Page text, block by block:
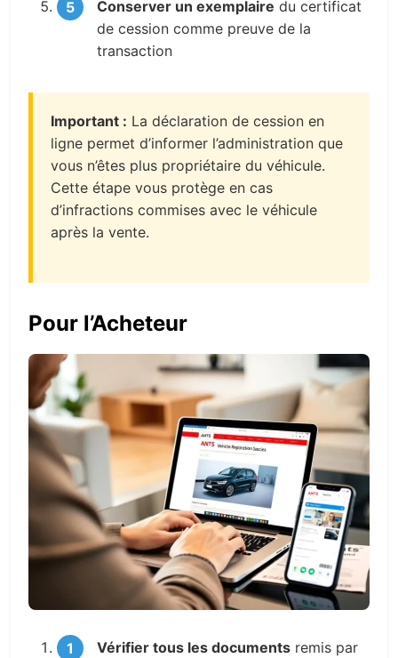
Conserver un exemplaire du certificat
de cession comme preuve de la
transaction
Important : La déclaration de cession en
ligne permet d’informer l’administration que
vous n’êtes plus propriétaire du véhicule.
Cette étape vous protège en cas
d’infractions commises avec le véhicule
après la vente.
Pour l’Acheteur
Vérifier tous les documents remis par